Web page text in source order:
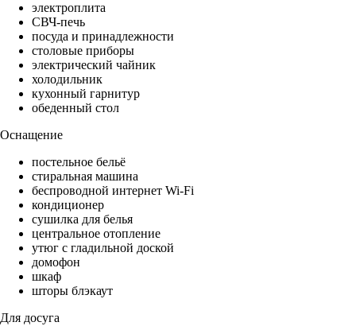
электроплита
СВЧ-печь
посуда и принадлежности
столовые приборы
электрический чайник
холодильник
кухонный гарнитур
обеденный стол
Оснащение
постельное бельё
стиральная машина
беспроводной интернет Wi-Fi
кондиционер
сушилка для белья
центральное отопление
утюг с гладильной доской
домофон
шкаф
шторы блэкаут
Для досуга